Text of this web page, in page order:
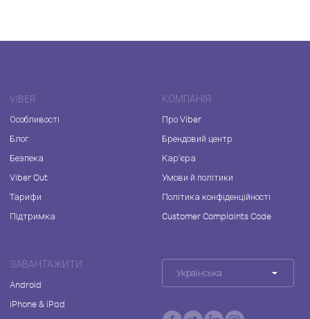
VIBER
Особливості
Блог
Безпека
Viber Out
Тарифи
Підтримка
КОМПАНІЯ
Про Viber
Брендовий центр
Кар'єра
Умови й політики
Політика конфіденційності
Customer Complaints Code
ЗАВАНТАЖИТИ
Android
iPhone & iPad
Українська